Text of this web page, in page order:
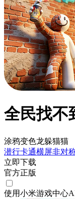
全民找不
涂鸦变色龙躲猫猫
潜行卡通横屏非对
立即下载
官方正版
使用小米游戏中心